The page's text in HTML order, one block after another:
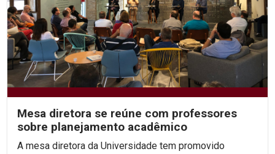
Mesa diretora se reúne com professores
sobre planejamento acadêmico
A mesa diretora da Universidade tem promovido